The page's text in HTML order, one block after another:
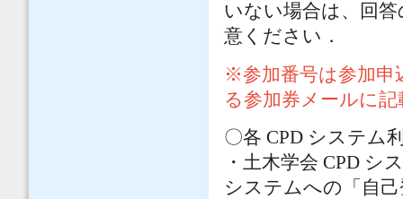
いない場合は、回
意ください．
※参加番号は参加申
る参加券メールに
〇各 CPD システム
・土木学会 CPD シ
システムへの「自